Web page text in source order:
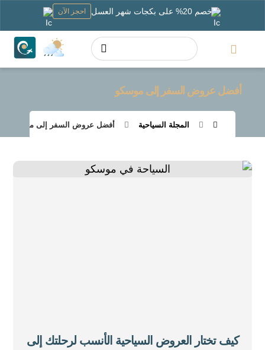
خصم 20% على بكجات شهر العسل احجز الآن
أفضل عروض السفر إلى موسكو
المجلة السياحية أفضل عروض السفر إلى موسكو
كيف تختار العروض السياحية الأنسب لرحلتك إلى